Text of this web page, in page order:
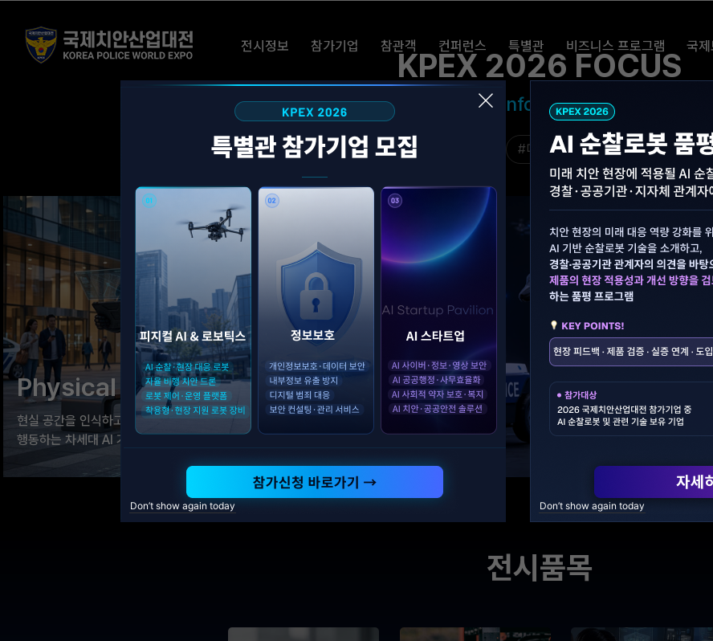
content
전시정보 참가기업 참관객 컨퍼런스 특별관 비즈니스 프로그램 국제
KPEX 2026 FOCUS
Physical AI & Robotics & Information Security &
#순찰로봇 #디지털범죄대응 #스마트시티
Physical AI
현실 공간을 인식하고 판단하며
행동하는 차세대 AI 기술
치안·보안 현장에 적용 가능한 피지컬 AI
솔루션을 통해 미래 공공안전의 새로운 가능성을
Robotics
치안 현장의 역할을 확장하는 로봇 기술
AI와 결합한 로보틱스 기술로 국민과 현장
경찰관의 안전을 높이는 미래 치안 시스템을
정보보호
개인정보보호·데이터 보안·디지
안전한 정보관리 체계를 구축하
개인정보보호와 데이터 보안
기업의 정보 유출을 예방하고,
전시품목
Don’t show again today
Don’t show again today